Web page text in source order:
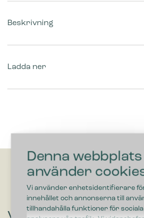
Denna webbplats
använder
Vi använder enhetsidentifierare
innehållet och annonserna till
tillhandahålla funktioner för
Beskrivning
Ladda ner